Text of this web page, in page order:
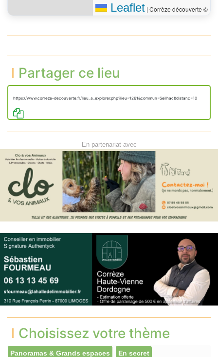
Leaflet | Corrèze découverte ©
Partager ce lieu
https://www.correze-decouverte.fr/lieu_a_explorer.php?lieu=1261&commun=Seilhac&distanc=10
En partenariat avec
Choisissez votre thème
Panoramas & Grands espaces En secret